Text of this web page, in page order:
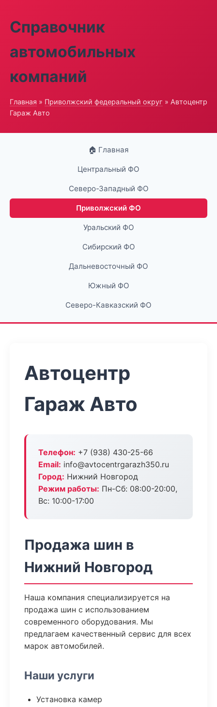
Справочник
автомобильных
компаний
Главная » Приволжский федеральный округ » Автоцентр
Гараж Авто
🏠 Главная
Центральный ФО
Северо-Западный ФО
Приволжский ФО
Уральский ФО
Сибирский ФО
Дальневосточный ФО
Южный ФО
Северо-Кавказский ФО
Автоцентр
Гараж Авто
Телефон: +7 (938) 430-25-66
Email: info@avtocentrgarazh350.ru
Город: Нижний Новгород
Режим работы: Пн-Сб: 08:00-20:00,
Вс: 10:00-17:00
Продажа шин в
Нижний Новгород
Наша компания специализируется на
продажа шин с использованием
современного оборудования. Мы
предлагаем качественный сервис для всех
марок автомобилей.
Наши услуги
Установка камер